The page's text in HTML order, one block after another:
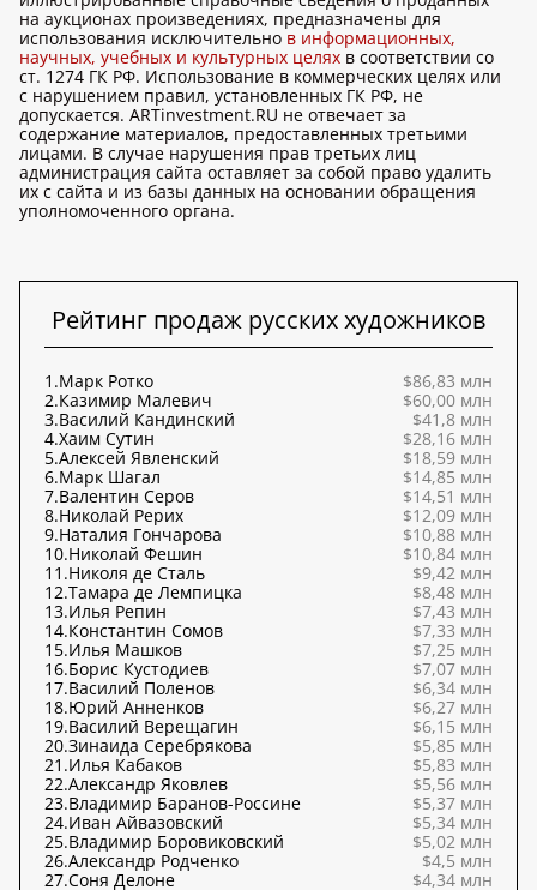
на аукционах произведениях, предназначены для
использования исключительно в информационных,
научных, учебных и культурных целях в соответствии со
ст. 1274 ГК РФ. Использование в коммерческих целях или
с нарушением правил, установленных ГК РФ, не
допускается. ARTinvestment.RU не отвечает за
содержание материалов, предоставленных третьими
лицами. В случае нарушения прав третьих лиц
администрация сайта оставляет за собой право удалить
их с сайта и из базы данных на основании обращения
уполномоченного органа.
Рейтинг продаж русских художников
1.Марк Ротко
$86,83 млн
2.Казимир Малевич
$60,00 млн
3.Василий Кандинский
$41,8 млн
4.Хаим Сутин
$28,16 млн
5.Алексей Явленский
$18,59 млн
6.Марк Шагал
$14,85 млн
7.Валентин Серов
$14,51 млн
8.Николай Рерих
$12,09 млн
9.Наталия Гончарова
$10,88 млн
10.Николай Фешин
$10,84 млн
11.Николя де Сталь
$9,42 млн
12.Тамара де Лемпицка
$8,48 млн
13.Илья Репин
$7,43 млн
14.Константин Сомов
$7,33 млн
15.Илья Машков
$7,25 млн
16.Борис Кустодиев
$7,07 млн
17.Василий Поленов
$6,34 млн
18.Юрий Анненков
$6,27 млн
19.Василий Верещагин
$6,15 млн
20.Зинаида Серебрякова
$5,85 млн
21.Илья Кабаков
$5,83 млн
22.Александр Яковлев
$5,56 млн
23.Владимир Баранов-Россине
$5,37 млн
24.Иван Айвазовский
$5,34 млн
25.Владимир Боровиковский
$5,02 млн
26.Александр Родченко
$4,5 млн
27.Соня Делоне
$4,34 млн